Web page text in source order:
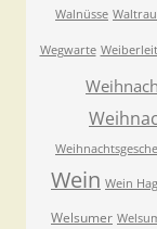
Walnüsse
Wegwarte Weiberleit
Wein Wein
Welsumer